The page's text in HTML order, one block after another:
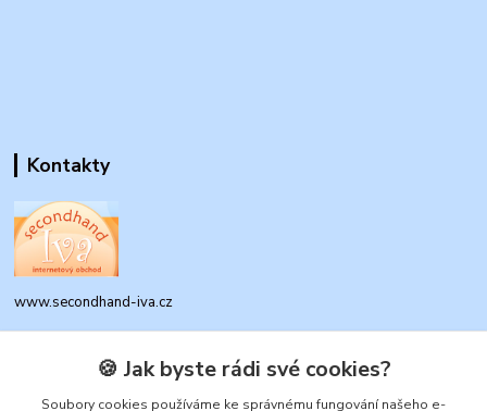
Kontakty
www.secondhand-iva.cz
+420 315 695 684
(Po-Pá, 9-17 hod.)
🍪 Jak byste rádi své cookies?
Soubory cookies používáme ke správnému fungování našeho e-